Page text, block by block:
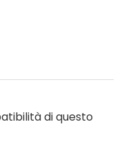
di questo